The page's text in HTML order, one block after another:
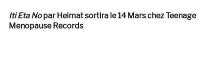
Iti Eta Nopar Heimat sortira le 14 Mars chez Teenage
Menopause Records